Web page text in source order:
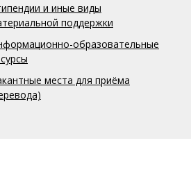
и иные виды
поддержки
образовательные
места для приёма